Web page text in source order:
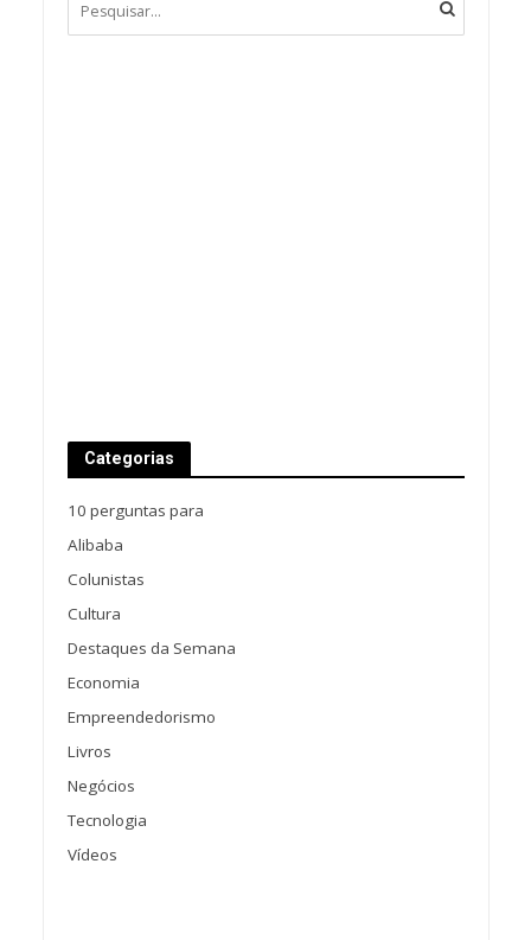
Categorias
10 perguntas para
Alibaba
Colunistas
Cultura
Destaques da Semana
Economia
Empreendedorismo
Livros
Negócios
Tecnologia
Vídeos